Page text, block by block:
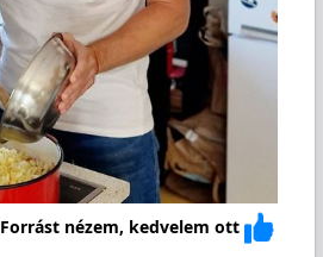
Forrást nézem, kedvelem ott